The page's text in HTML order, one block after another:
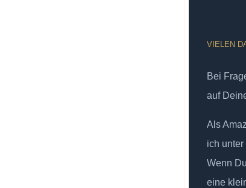
VIELEN
Bei
auf
Als
ich
Wenn
eine